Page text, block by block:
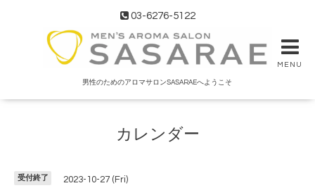
03-6276-5122
MENU
男性のためのアロマサロンSASARAEへようこそ
カレンダー
受付終了 2023-10-27 (Fri)